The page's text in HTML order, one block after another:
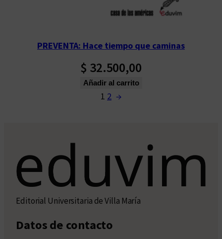
PREVENTA: Hace tiempo que caminas
$ 32.500,00
Añadir al carrito
1 2 →
Editorial Universitaria de Villa María
Datos de contacto